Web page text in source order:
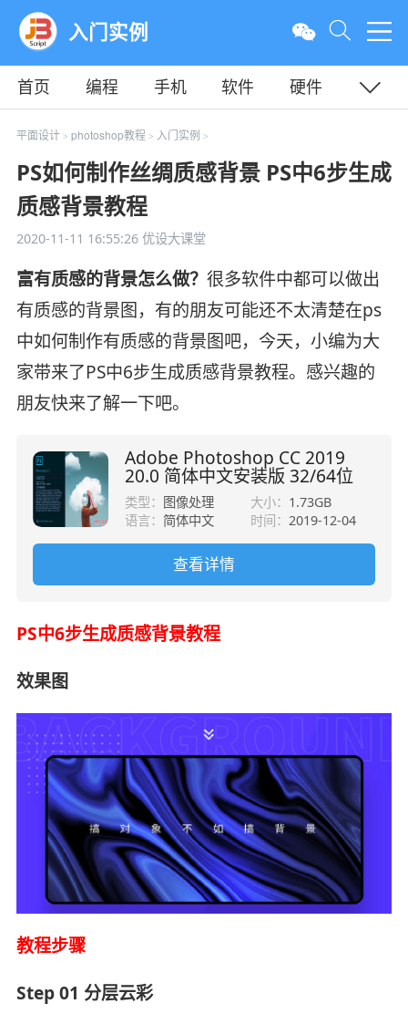
入门实例
首页 编程 手机 软件
硬件
教程
平面 服务器
平面设计> photoshop教程 > 入门实例 >
PS如何制作丝绸质感背景 PS中6步生成
质感背景教程
2020-11-11 16:55:26优设大课堂
富有质感的背景怎么做？ 很多软件中都可以做出
有质感的背景图，有的朋友可能还不太清楚在ps
中如何制作有质感的背景图吧，今天，小编为大
家带来了PS中6步生成质感背景教程。感兴趣的
朋友快来了解一下吧。
Adobe Photoshop CC 2019
20.0 简体中文安装版 32/64位
类型： 图像处理 大小： 1.73GB
语言： 简体中文 时间： 2019-12-04
查看详情
PS中6步生成质感背景教程
效果图
教程步骤
Step 01 分层云彩